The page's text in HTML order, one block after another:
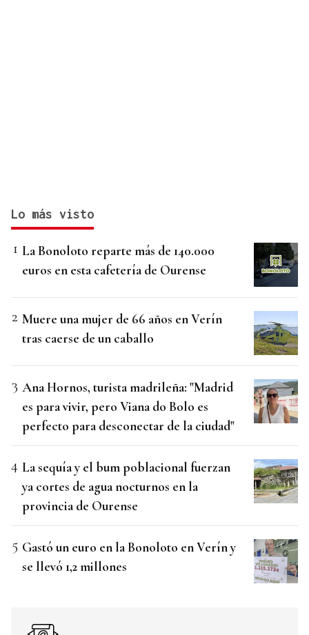
Lo más visto
La Bonoloto reparte más de 140.000
euros en esta cafetería de Ourense
Muere una mujer de 66 años en Verín
tras caerse de un caballo
Ana Hornos, turista madrileña: "Madrid
es para vivir, pero Viana do Bolo es
perfecto para desconectar de la ciudad"
La sequía y el bum poblacional fuerzan
ya cortes de agua nocturnos en la
provincia de Ourense
Gastó un euro en la Bonoloto en Verín y
se llevó 1,2 millones